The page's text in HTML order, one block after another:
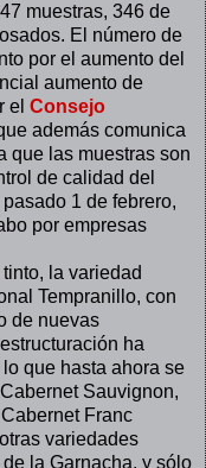
muestras, 346 de
El número de
por el aumento del
aumento de
el Consejo
además comunica
que las muestras son
de calidad del
1 de febrero,
por empresas
la variedad
Tempranillo, con
de nuevas
ha
que hasta ahora se
Sauvignon,
Franc
variedades
la Garnacha, y sólo